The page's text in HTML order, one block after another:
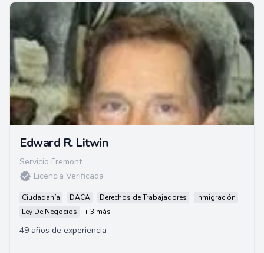
Edward R. Litwin
Servicio Fremont
Licencia Verificada
Ciudadanía DACA Derechos de Trabajadores
Inmigración
Ley De Negocios
+ 3 más
49 años de experiencia